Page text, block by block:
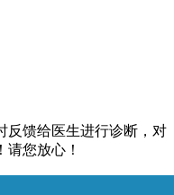
反馈给医生进行诊断，对
您放心！